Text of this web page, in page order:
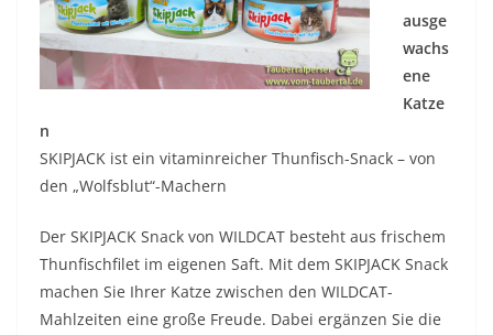
ausge
wachs
ene
Katze
n
SKIPJACK ist ein vitaminreicher Thunfisch-Snack – von
den „Wolfsblut“-Machern
Der SKIPJACK Snack von WILDCAT besteht aus frischem
Thunfischfilet im eigenen Saft. Mit dem SKIPJACK Snack
machen Sie Ihrer Katze zwischen den WILDCAT-
Mahlzeiten eine große Freude. Dabei ergänzen Sie die